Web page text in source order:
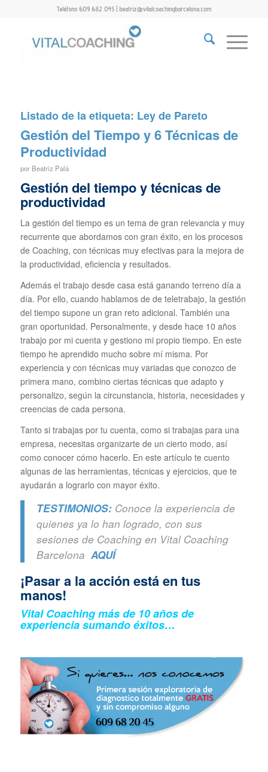
Teléfono 609 682 045 | beatriz@vitalcoachingbarcelona.com
Listado de la etiqueta: Ley de Pareto
Gestión del Tiempo y 6 Técnicas de
Productividad
por Beatriz Palá
Gestión del tiempo y técnicas de
productividad
La gestión del tiempo es un tema de gran relevancia y muy
recurrente que abordamos con gran éxito, en los procesos
de Coaching, con técnicas muy efectivas para la mejora de
la productividad, eficiencia y resultados.
Además el trabajo desde casa está ganando terreno día a
día. Por ello, cuando hablamos de de teletrabajo, la gestión
del tiempo supone un gran reto adicional. También una
gran oportunidad. Personalmente, y desde hace 10 años
trabajo por mi cuenta y gestiono mi propio tiempo. En este
tiempo he aprendido mucho sobre mí misma. Por
experiencia y con técnicas muy variadas que conozco de
primera mano, combino ciertas técnicas que adapto y
personalizo, según la circunstancia, historia, necesidades y
creencias de cada persona.
Tanto si trabajas por tu cuenta, como si trabajas para una
empresa, necesitas organizarte de un cierto modo, así
como conocer cómo hacerlo. En este artículo te cuento
algunas de las herramientas, técnicas y ejercicios, que te
ayudarán a lograrlo con mayor éxito.
TESTIMONIOS: Conoce la experiencia de
quienes ya lo han logrado, con sus
sesiones de Coaching en Vital Coaching
Barcelona AQUÍ
¡Pasar a la acción está en tus
manos!
Vital Coaching más de 10 años de
experiencia sumando éxitos…